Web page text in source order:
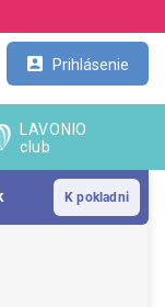
Prihlásenie
LAVONIO
club